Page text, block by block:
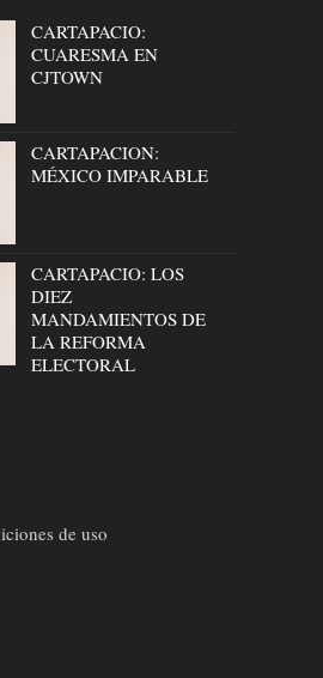
CARTAPACIO:
CUARESMA EN
CJTOWN
CARTAPACION:
MÉXICO IMPARABLE
CARTAPACIO: LOS
DIEZ
MANDAMIENTOS DE
LA REFORMA
ELECTORAL
de uso